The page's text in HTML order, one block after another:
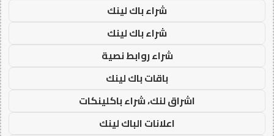
شراء باك لينك
شراء باك لينك
شراء روابط نصية
باقات باك لينك
اشراق لنك، شراء باكلينكات
اعلانات الباك لينك